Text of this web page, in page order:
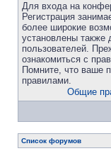
Для входа на
Регистрация
более широкие
установлены также
пользователей.
ознакомиться с
Помните, что ваше
правилами.
Общие
Список форумов